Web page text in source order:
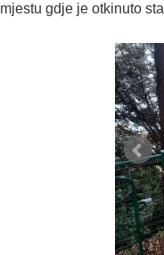
mjestu gdje je otkinuto